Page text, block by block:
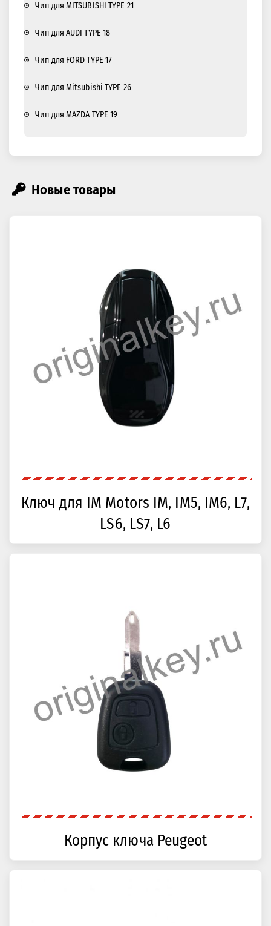
Чип для MITSUBISHI TYPE 21
Чип для AUDI TYPE 18
Чип для FORD TYPE 17
Чип для Mitsubishi TYPE 26
Чип для MAZDA TYPE 19
Новые товары
Ключ для IM Motors IM, IM5, IM6, L7,
LS6, LS7, L6
Корпус ключа Peugeot